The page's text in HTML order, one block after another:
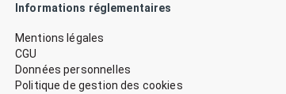
Informations réglementaires
Mentions légales
CGU
Données personnelles
Politique de gestion des cookies